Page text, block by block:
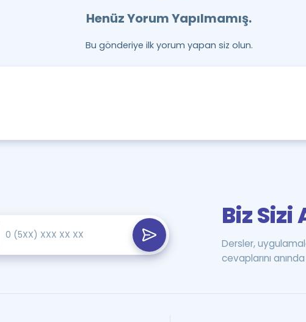
Henüz Yorum Yapılmamış.
Bu gönderiye ilk yorum yapan siz olun.
Biz Sizi
Dersler,
cevaplarını anında